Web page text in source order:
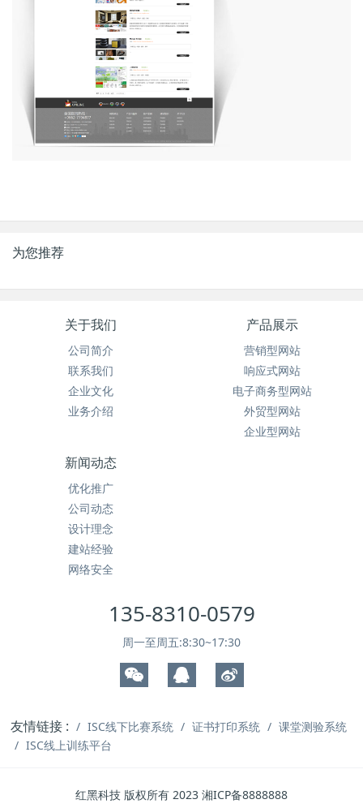
为您推荐
关于我们
公司简介
联系我们
企业文化
业务介绍
产品展示
营销型网站
响应式网站
电子商务型网站
外贸型网站
企业型网站
新闻动态
优化推广
公司动态
设计理念
建站经验
网络安全
135-8310-0579
周一至周五:8:30~17:30
友情链接 : ISC线下比赛系统 证书打印系统
课堂测验系统
ISC线上训练平台
红黑科技 版权所有 2023 湘ICP备8888888